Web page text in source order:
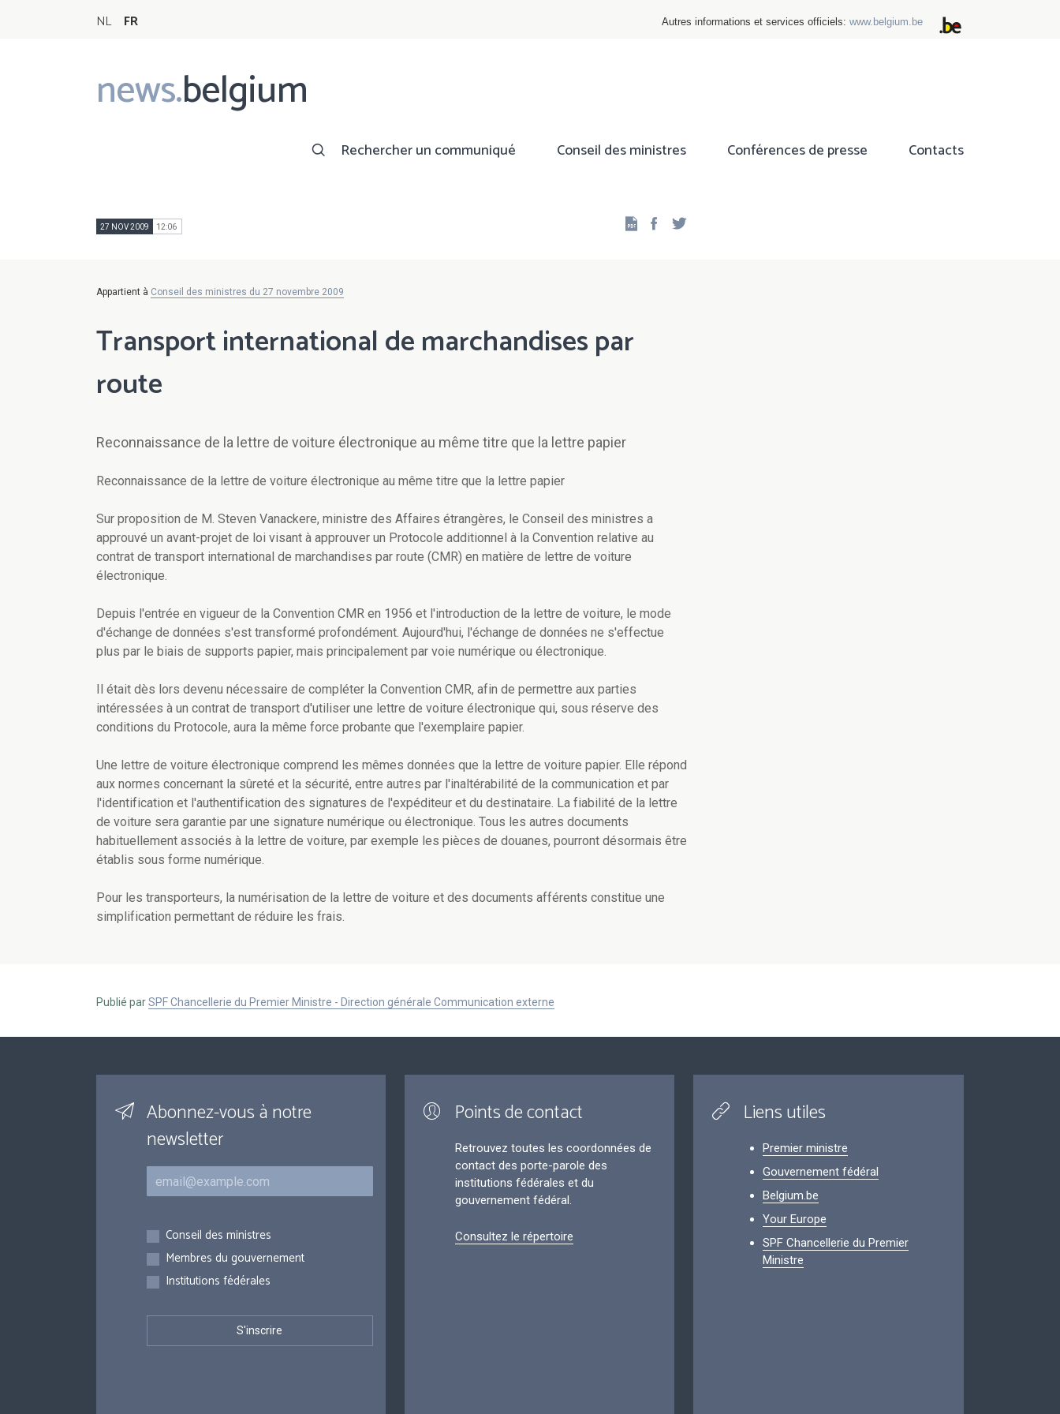
NL FR Autres informations et services officiels: www.belgium.be
news.belgium
Main
navigation
Rechercher un communiqué Conseil des ministres Conférences de presse Contacts
27 NOV 2009 12:06 Facebook
Appartient à Conseil des ministres du 27 novembre 2009
Transport international de marchandises par
route
Reconnaissance de la lettre de voiture électronique au même titre que la lettre papier
Reconnaissance de la lettre de voiture électronique au même titre que la lettre papier
Sur proposition de M. Steven Vanackere, ministre des Affaires étrangères, le Conseil des ministres a
approuvé un avant-projet de loi visant à approuver un Protocole additionnel à la Convention relative au
contrat de transport international de marchandises par route (CMR) en matière de lettre de voiture
électronique.
Depuis l'entrée en vigueur de la Convention CMR en 1956 et l'introduction de la lettre de voiture, le mode
d'échange de données s'est transformé profondément. Aujourd'hui, l'échange de données ne s'effectue
plus par le biais de supports papier, mais principalement par voie numérique ou électronique.
Il était dès lors devenu nécessaire de compléter la Convention CMR, afin de permettre aux parties
intéressées à un contrat de transport d'utiliser une lettre de voiture électronique qui, sous réserve des
conditions du Protocole, aura la même force probante que l'exemplaire papier.
Une lettre de voiture électronique comprend les mêmes données que la lettre de voiture papier. Elle répond
aux normes concernant la sûreté et la sécurité, entre autres par l'inaltérabilité de la communication et par
l'identification et l'authentification des signatures de l'expéditeur et du destinataire. La fiabilité de la lettre
de voiture sera garantie par une signature numérique ou électronique. Tous les autres documents
habituellement associés à la lettre de voiture, par exemple les pièces de douanes, pourront désormais être
établis sous forme numérique.
Pour les transporteurs, la numérisation de la lettre de voiture et des documents afférents constitue une
simplification permettant de réduire les frais.
Publié parSPF Chancellerie du Premier Ministre - Direction générale Communication externe
Abonnez-vous à notre
newsletter
Courriel
Inscriptions
Conseil des ministres
Membres du gouvernement
Institutions fédérales
Points de contact
Retrouvez toutes les coordonnées de
contact des porte-parole des
institutions fédérales et du
gouvernement fédéral.
Consultez le répertoire
Liens utiles
Premier ministre
Gouvernement fédéral
Belgium.be
Your Europe
SPF Chancellerie du Premier
Ministre